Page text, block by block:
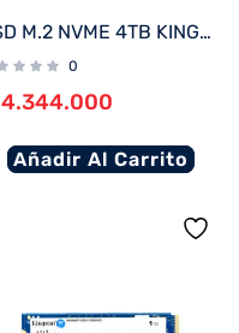
SSD M.2 NVME 4TB KINGSTON SNV3S/4000G 6000/5000MB/S PCIE 4.0
0
4.344.000
Añadir Al Carrito